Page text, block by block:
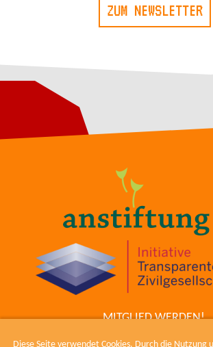
Diese Seite verwendet Cookies. Durch die Nutzung
ZUM NEWSLETTER
MITGLIED WERDEN!